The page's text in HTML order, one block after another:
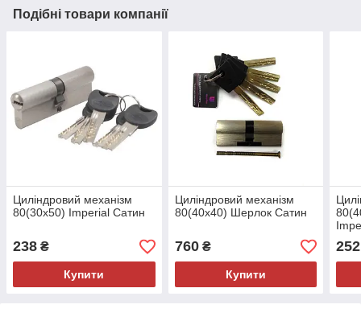
Подібні товари компанії
Циліндровий механізм
80(30x50) Imperial Сатин
238 ₴
Купити
Циліндровий механізм
80(40x40) Шерлок Сатин
760₴
Купити
252